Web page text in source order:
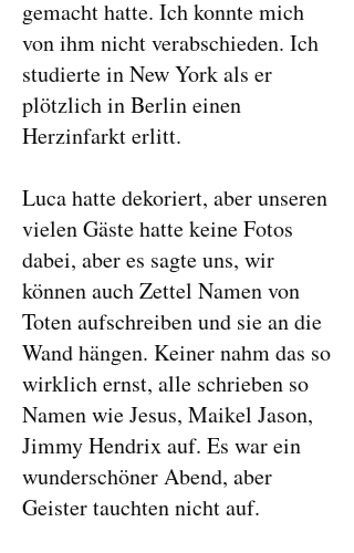
gemacht hatte. Ich konnte mich
von ihm nicht verabschieden. Ich
studierte in New York als er
plötzlich in Berlin einen
Herzinfarkt erlitt.
Luca hatte dekoriert, aber unseren
vielen Gäste hatte keine Fotos
dabei, aber es sagte uns, wir
können auch Zettel Namen von
Toten aufschreiben und sie an die
Wand hängen. Keiner nahm das so
wirklich ernst, alle schrieben so
Namen wie Jesus, Maikel Jason,
Jimmy Hendrix auf. Es war ein
wunderschöner Abend, aber
Geister tauchten nicht auf.